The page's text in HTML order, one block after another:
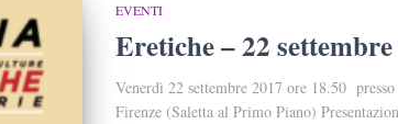
EVENTI
Eretiche – 22
Venerdì 22 settembre 2017 ore 18.50
Firenze (Saletta al Primo Piano)